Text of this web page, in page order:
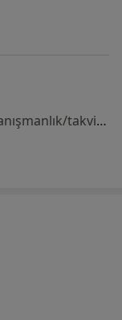
Bu uzman ilgili adres için online danışmanlık/takvim sunmuyor.